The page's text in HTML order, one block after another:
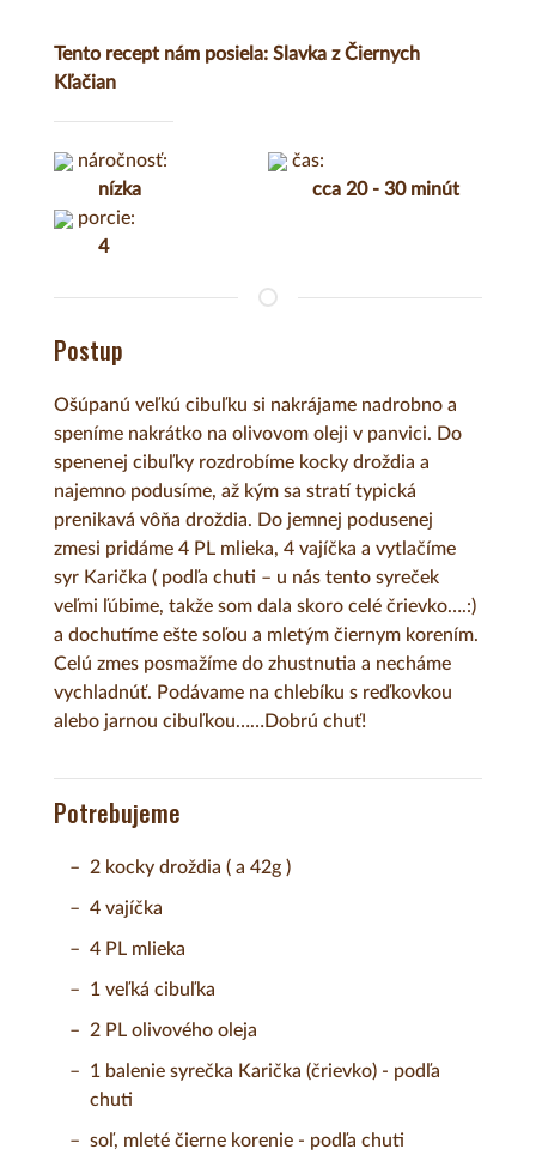
Tento recept nám posiela: Slavka z Čiernych
Kľačian
náročnosť:
nízka
čas:
cca 20 - 30 minút
porcie:
4
Postup
Ošúpanú veľkú cibuľku si nakrájame nadrobno a
speníme nakrátko na olivovom oleji v panvici. Do
spenenej cibuľky rozdrobíme kocky droždia a
najemno podusíme, až kým sa stratí typická
prenikavá vôňa droždia. Do jemnej podusenej
zmesi pridáme 4 PL mlieka, 4 vajíčka a vytlačíme
syr Karička ( podľa chuti – u nás tento syreček
veľmi ľúbime, takže som dala skoro celé črievko….:)
a dochutíme ešte soľou a mletým čiernym korením.
Celú zmes posmažíme do zhustnutia a necháme
vychladnúť. Podávame na chlebíku s reďkovkou
alebo jarnou cibuľkou……Dobrú chuť!
Potrebujeme
2 kocky droždia ( a 42g )
4 vajíčka
4 PL mlieka
1 veľká cibuľka
2 PL olivového oleja
1 balenie syrečka Karička (črievko) - podľa
chuti
soľ, mleté čierne korenie - podľa chuti